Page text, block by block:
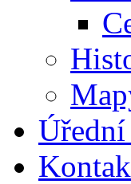
Úřední